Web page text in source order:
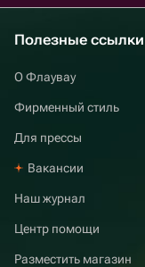
Полезные ссылки
О Флаувау
Фирменный стиль
Для прессы
Вакансии
Наш журнал
Центр помощи
Разместить магазин